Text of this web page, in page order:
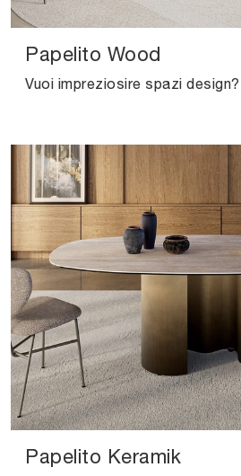
Papelito Wood
Papelito Keramik